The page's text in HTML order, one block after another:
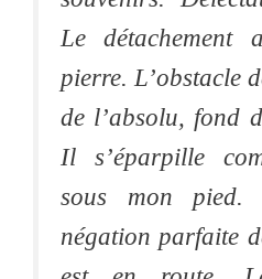
Le
pierre. L’obstacle
de l’absolu, fond
Il s’éparpille
sous mon
négation parfaite